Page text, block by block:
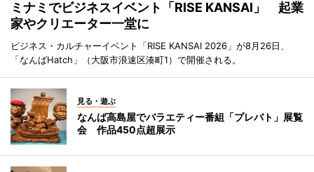
ミナミでビジネスイベント「RISE KANSAI」 起業
家やクリエーター一堂に
ビジネス・カルチャーイベント「RISE KANSAI 2026」が8月26日、
「なんばHatch」（大阪市浪速区湊町1）で開催される。
見る・遊ぶ
なんば高島屋でバラエティー番組「プレバト」展覧
会 作品450点超展示